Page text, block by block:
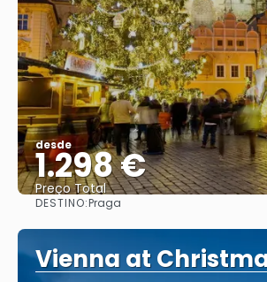
desde
1.298 €
Preço Total
DESTINO:Praga
Vienna at